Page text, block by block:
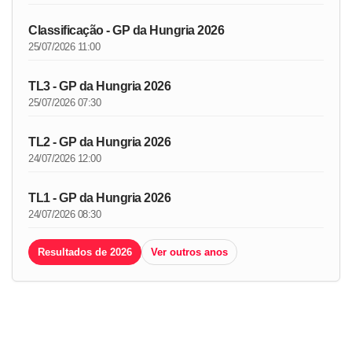
Classificação - GP da Hungria 2026
25/07/2026 11:00
TL3 - GP da Hungria 2026
25/07/2026 07:30
TL2 - GP da Hungria 2026
24/07/2026 12:00
TL1 - GP da Hungria 2026
24/07/2026 08:30
Resultados de 2026 Ver outros anos